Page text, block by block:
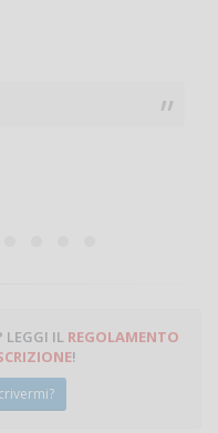
tornare a
fammi sapere.
LEGGI IL REGOLAMENTO
!